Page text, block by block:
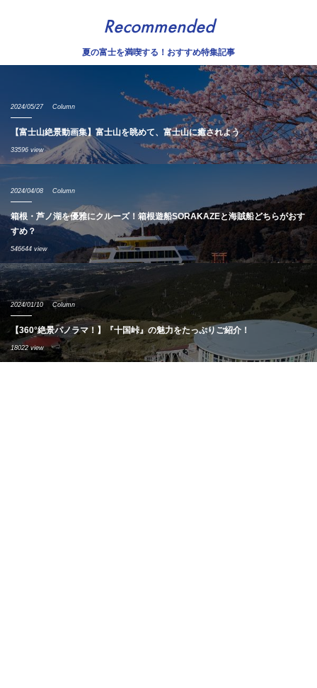
Recommended
夏の富士を満喫する！おすすめ特集記事
2024/05/27 Column
【富士山絶景動画集】富士山を眺めて、富士山に癒されよう
33596 view
2024/04/08 Column
箱根・芦ノ湖を優雅にクルーズ！箱根遊船SORAKAZEと海賊船どちらがおす
すめ？
546644 view
2024/01/10 Column
【360°絶景パノラマ！】『十国峠』の魅力をたっぷりご紹介！
18022 view